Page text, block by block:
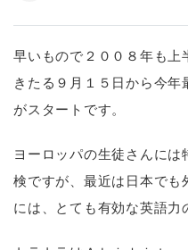
早いもので２００８年も上
きたる９月１５日から今年
がスタートです。
ヨーロッパの生徒さんに
検ですが、最近は日本でも
には、とても有効な英語力